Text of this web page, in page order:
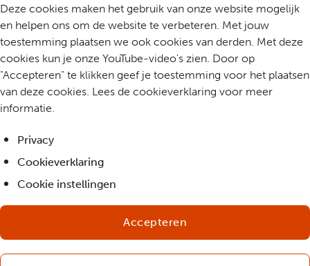
Deze cookies maken het gebruik van onze website mogelijk
en helpen ons om de website te verbeteren. Met jouw
toestemming plaatsen we ook cookies van derden. Met deze
cookies kun je onze YouTube-video's zien. Door op
"Accepteren" te klikken geef je toestemming voor het plaatsen
van deze cookies. Lees de cookieverklaring voor meer
informatie.
Privacy
Cookieverklaring
Cookie instellingen
Accepteren